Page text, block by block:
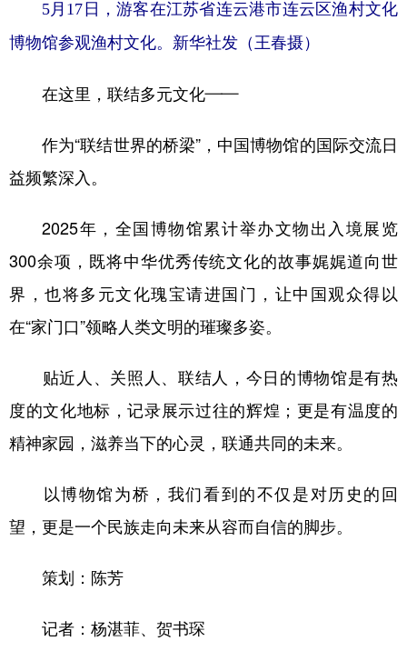
5月17日，游客在江苏省连云港市连云区渔村文化
博物馆参观渔村文化。新华社发（王春摄）
在这里，联结多元文化——
作为“联结世界的桥梁”，中国博物馆的国际交流日
益频繁深入。
2025年，全国博物馆累计举办文物出入境展览
300余项，既将中华优秀传统文化的故事娓娓道向世
界，也将多元文化瑰宝请进国门，让中国观众得以
在“家门口”领略人类文明的璀璨多姿。
贴近人、关照人、联结人，今日的博物馆是有热
度的文化地标，记录展示过往的辉煌；更是有温度的
精神家园，滋养当下的心灵，联通共同的未来。
以博物馆为桥，我们看到的不仅是对历史的回
望，更是一个民族走向未来从容而自信的脚步。
策划：陈芳
记者：杨湛菲、贺书琛